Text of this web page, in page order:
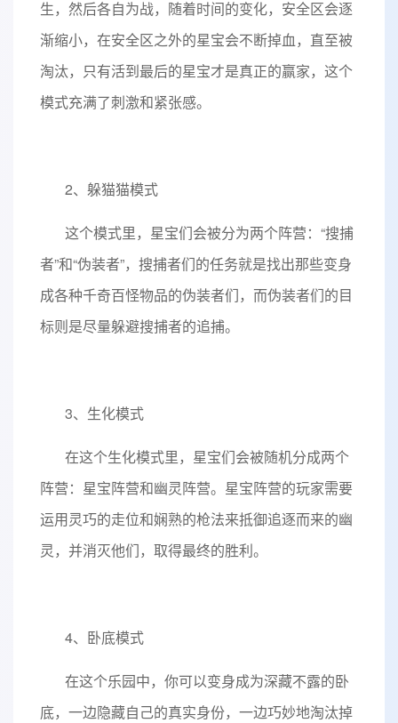
生，然后各自为战，随着时间的变化，安全区会逐
渐缩小，在安全区之外的星宝会不断掉血，直至被
淘汰，只有活到最后的星宝才是真正的赢家，这个
模式充满了刺激和紧张感。
2、躲猫猫模式
这个模式里，星宝们会被分为两个阵营：“搜捕
者”和“伪装者”，搜捕者们的任务就是找出那些变身
成各种千奇百怪物品的伪装者们，而伪装者们的目
标则是尽量躲避搜捕者的追捕。
3、生化模式
在这个生化模式里，星宝们会被随机分成两个
阵营：星宝阵营和幽灵阵营。星宝阵营的玩家需要
运用灵巧的走位和娴熟的枪法来抵御追逐而来的幽
灵，并消灭他们，取得最终的胜利。
4、卧底模式
在这个乐园中，你可以变身成为深藏不露的卧
底，一边隐藏自己的真实身份，一边巧妙地淘汰掉